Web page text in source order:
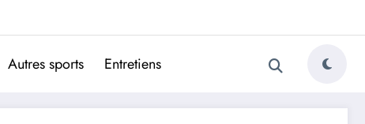
Autres sports Entretiens